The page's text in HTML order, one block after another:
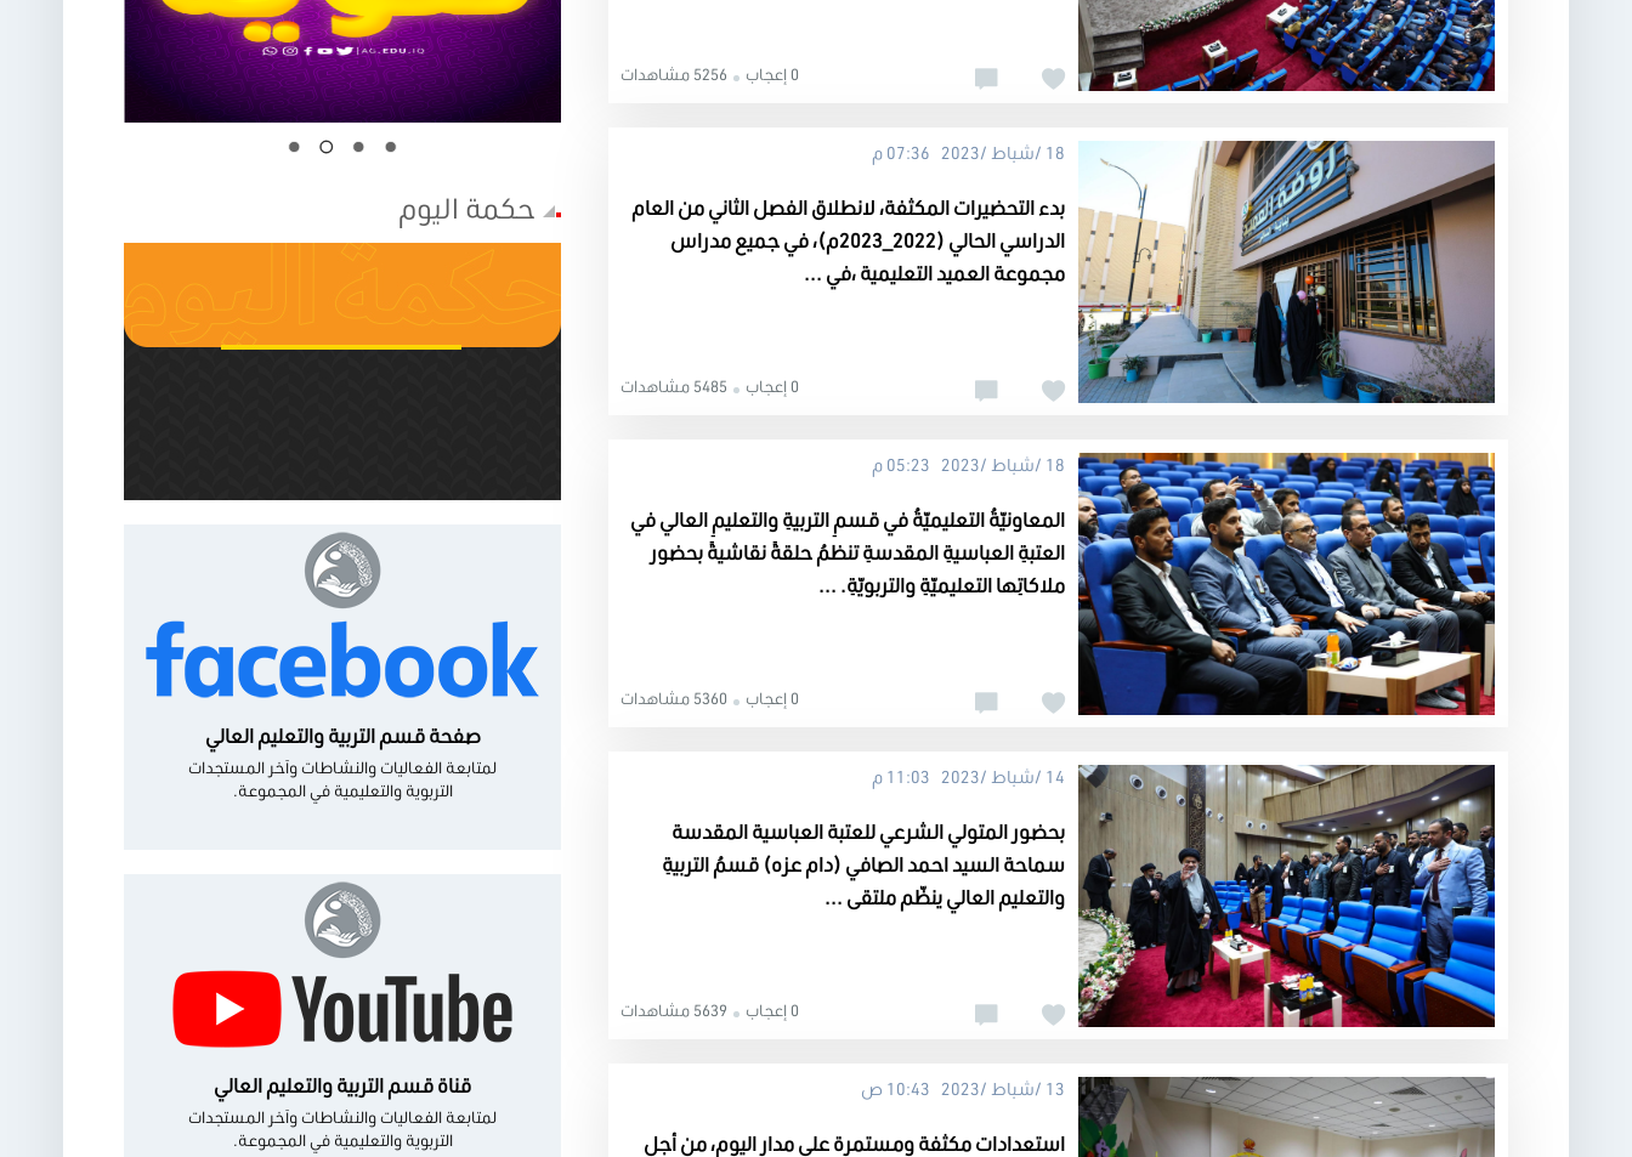
5256 مشاهدات 0 إعجاب
18 /شباط /2023 07:36 م
بدء التحضيرات المكثفة، لانطلاق الفصل الثاني من العام
الدراسي الحالي (2022_2023م)، في جميع مدراس
مجموعة العميد التعليمية ،في ...
5485 مشاهدات 0 إعجاب
18 /شباط /2023 05:23 م
المعاونيّةُ التعليميّةُ في قسمِ التربيةِ والتعليمِ العالي في
العتبةِ العباسيةِ المقدسةِ تنظمُ حلقةً نقاشيةً بحضور
ملاكاتِها التعليميّةِ والتربويّةِ. ...
5360 مشاهدات 0 إعجاب
14 /شباط /2023 11:03 م
بحضور المتولي الشرعي للعتبة العباسية المقدسة
سماحة السيد احمد الصافي (دام عزه) قسمُ التربيةِ
والتعليم العالي ينظّم ملتقى ...
5639 مشاهدات 0 إعجاب
13 /شباط /2023 10:43 ص
استعدادات مكثفة ومستمرة على مدار اليوم، من أجل
حكمة اليوم
صفحة قسم التربية والتعليم العالي
لمتابعة الفعاليات والنشاطات وآخر المستجدات
التربوية والتعليمية في المجموعة.
قناة قسم التربية والتعليم العالي
لمتابعة الفعاليات والنشاطات وآخر المستجدات
التربوية والتعليمية في المجموعة.